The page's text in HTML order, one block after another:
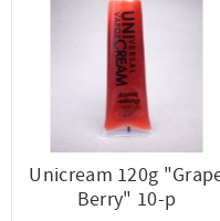
Unicream 120g
Berry" 10-p